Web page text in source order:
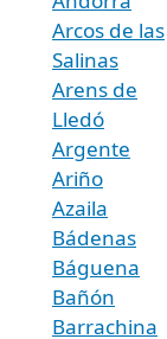
Arcos de las
Salinas
Arens de
Lledó
Argente
Ariño
Azaila
Bádenas
Báguena
Bañón
Barrachina